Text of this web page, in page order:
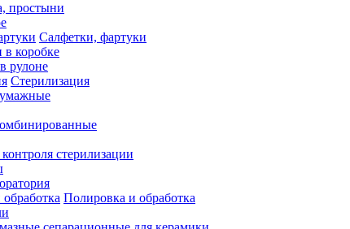
простыни
Салфетки, фартуки
в коробке
рулоне
Стерилизация
стерилизации
Полировка и обработка